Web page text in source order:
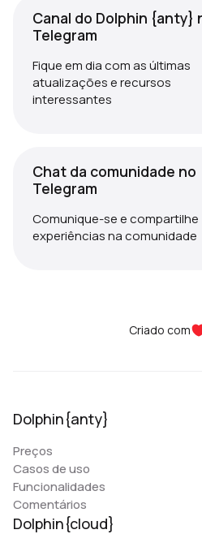
Canal do Dolphin {anty}
Telegram
Fique em dia com as últimas
atualizações e recursos
interessantes
Chat da comunidade no
Telegram
Comunique-se e compartilhe
experiências na comunidade
Criado com
Dolphin{anty}
Preços
Casos de uso
Funcionalidades
Comentários
Dolphin{cloud}